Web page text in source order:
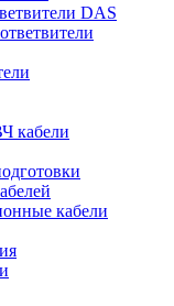
DAS
кабели
кабели